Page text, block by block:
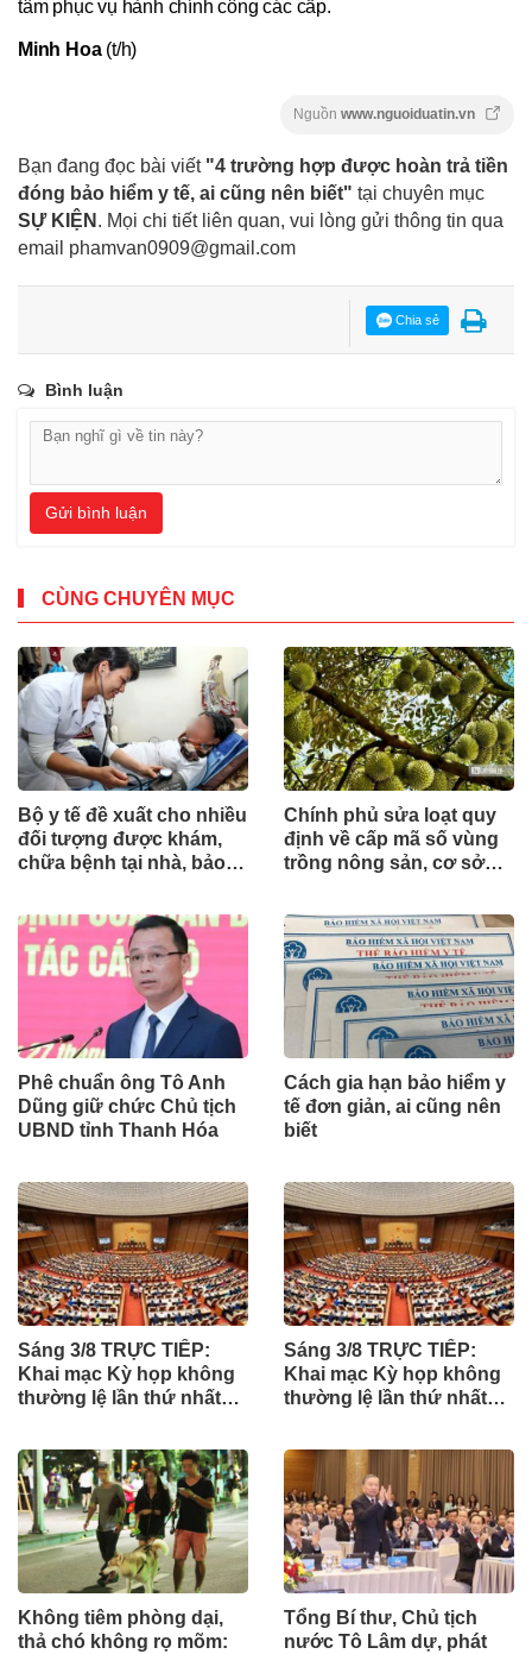
tâm phục vụ hành chính công các cấp.
Minh Hoa (t/h)
Nguồn www.nguoiduatin.vn
Bạn đang đọc bài viết "4 trường hợp được hoàn trả tiền
đóng bảo hiểm y tế, ai cũng nên biết" tại chuyên mục
SỰ KIỆN . Mọi chi tiết liên quan, vui lòng gửi thông tin qua
email phamvan0909@gmail.com
Chia sẻ
Bình luận
Gửi bình luận
CÙNG CHUYÊN MỤC
Bộ y tế đề xuất cho nhiều
đối tượng được khám,
chữa bệnh tại nhà, bảo
Chính phủ sửa loạt quy
định về cấp mã số vùng
trồng nông sản, cơ sở
Phê chuẩn ông Tô Anh
Dũng giữ chức Chủ tịch
UBND tỉnh Thanh Hóa
Cách gia hạn bảo hiểm y
tế đơn giản, ai cũng nên
biết
Sáng 3/8 TRỰC TIẾP:
Khai mạc Kỳ họp không
thường lệ lần thứ nhất
Sáng 3/8 TRỰC TIẾP:
Khai mạc Kỳ họp không
thường lệ lần thứ nhất
Không tiêm phòng dại,
thả chó không rọ mõm:
Tổng Bí thư, Chủ tịch
nước Tô Lâm dự, phát